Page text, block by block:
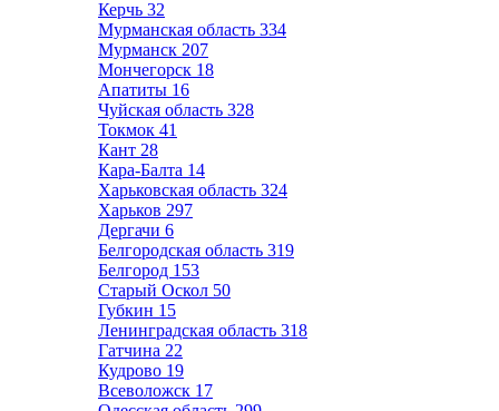
Керчь 32
Мурманская область 334
Мурманск 207
Мончегорск 18
Апатиты 16
Чуйская область 328
Токмок 41
Кант 28
Кара-Балта 14
Харьковская область 324
Харьков 297
Дергачи 6
Белгородская область 319
Белгород 153
Старый Оскол 50
Губкин 15
Ленинградская область 318
Гатчина 22
Кудрово 19
Всеволожск 17